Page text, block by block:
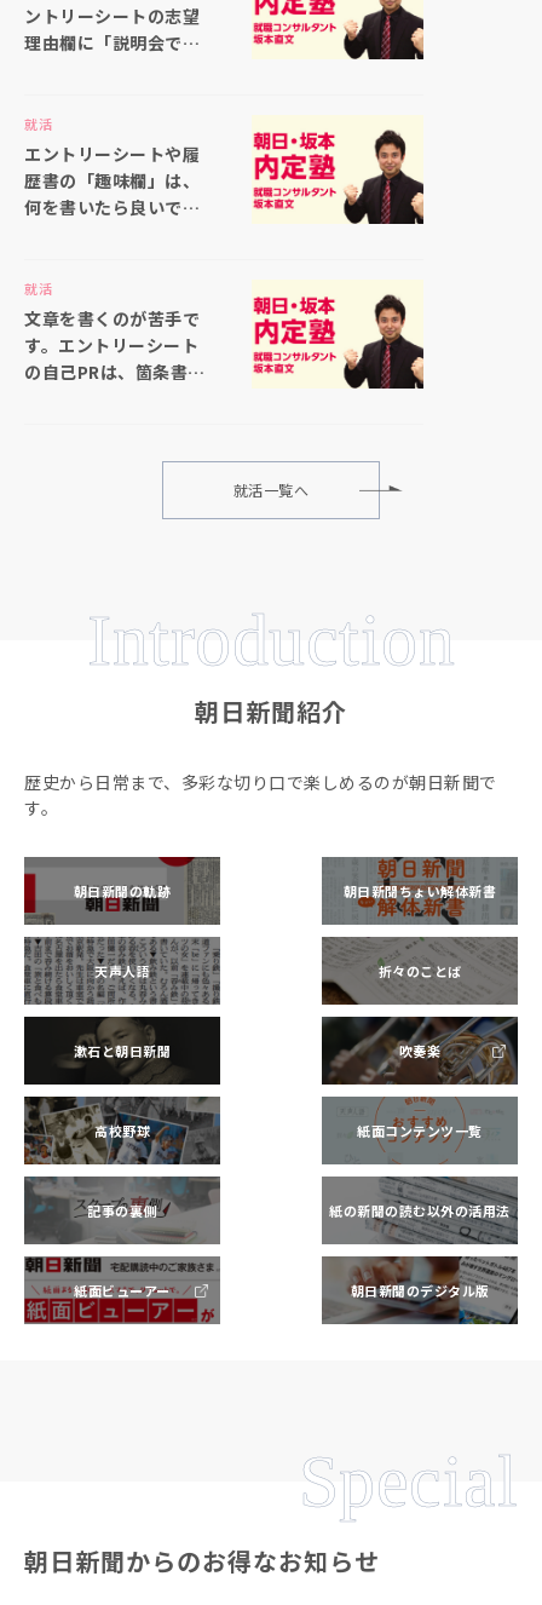
ントリーシートの志望
理由欄に「説明会で聞
ても大丈夫ですか
就活
エントリーシートや履
歴書の「趣味欄」は、
何を書いたら良いでし
就活
文章を書くのが苦手で
す。エントリーシート
の自己PRは、箇条書き
就活一覧へ
Introduction
朝日新聞紹介
歴史から日常まで、多彩な切り口で楽しめるのが朝日新聞で
す。
朝日新聞の軌跡 朝日新聞ちょい解体新書
天声人語 折々のことば
漱石と朝日新聞 吹奏楽
高校野球 紙面コンテンツ一覧
記事の裏側 紙の新聞の読む以外の活用法
紙面ビューアー 朝日新聞のデジタル版
Special
朝日新聞からのお得なお知らせ